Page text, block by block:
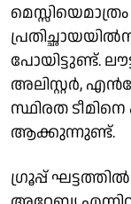
പോയിട്ടുണ്ട്.
അലിസ്റ്റർ,
സ്ഥിരത
ആക്കുന്നുണ്ട്.
ഗ്രൂപ്പ്